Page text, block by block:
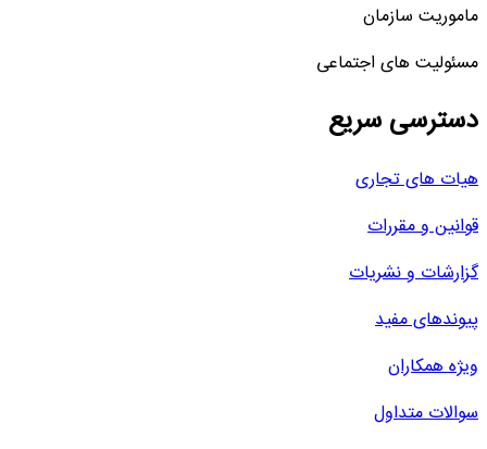
ماموریت سازمان
مسئولیت های اجتماعی
دسترسی سریع
هیات های تجاری
قوانین و مقررات
گزارشات و نشریات
پیوندهای مفید
ویژه همکاران
سوالات متداول